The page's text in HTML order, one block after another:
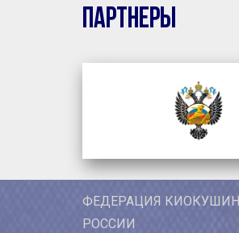
Партнеры
ФЕДЕРАЦИЯ КИОКУШИН
РОССИИ